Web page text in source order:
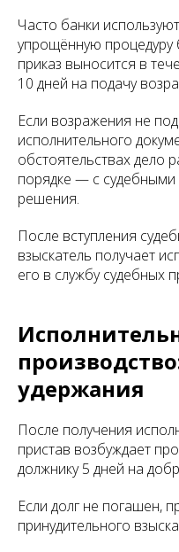
Часто банки
упрощённую процедуру
приказ выносится в
10 дней на подачу
Если возражения не
исполнительного
обстоятельствах дело
порядке — с
решения.
После вступления
взыскатель получает
его в службу судебных
удержания
После получения
пристав возбуждает
должнику 5 дней на
Если долг не погашен,
принудительного